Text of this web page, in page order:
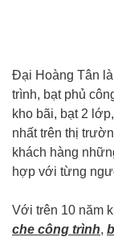
Đại Hoàng Tân
trình, bạt phủ
kho bãi, bạt 2
nhất trên thị
khách hàng
hợp với từng
Với trên 10 năm
che công trình,